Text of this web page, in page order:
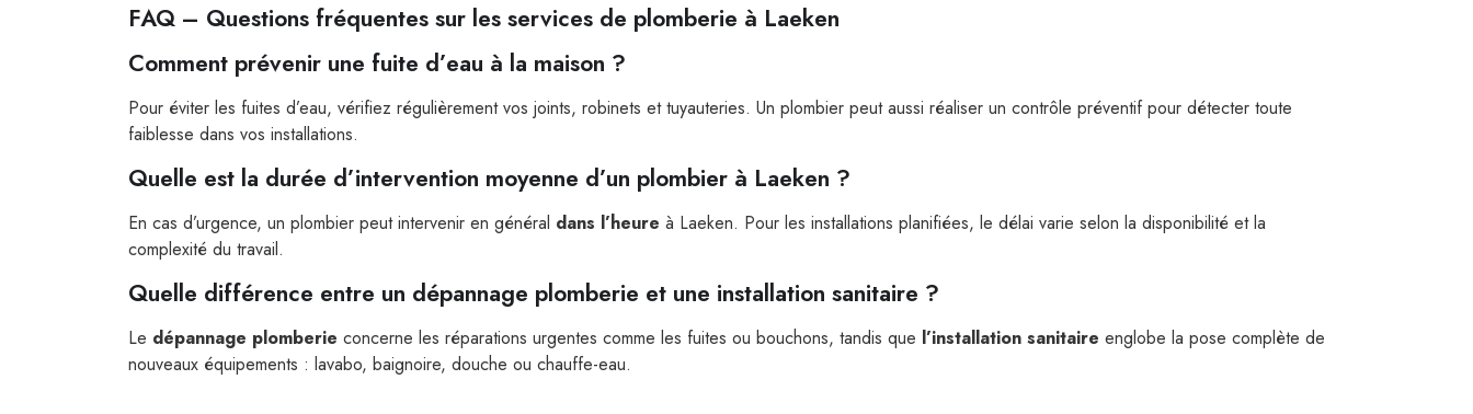
FAQ – Questions fréquentes sur les services de plomberie à Laeken
Comment prévenir une fuite d’eau à la maison ?
Pour éviter les fuites d’eau, vérifiez régulièrement vos joints, robinets et tuyauteries. Un plombier peut aussi réaliser un contrôle préventif pour détecter toute
faiblesse dans vos installations.
Quelle est la durée d’intervention moyenne d’un plombier à Laeken ?
En cas d’urgence, un plombier peut intervenir en général dans l’heure à Laeken. Pour les installations planifiées, le délai varie selon la disponibilité et la
complexité du travail.
Quelle différence entre un dépannage plomberie et une installation sanitaire ?
Le dépannage plomberie concerne les réparations urgentes comme les fuites ou bouchons, tandis que l’installation sanitaire englobe la pose complète de
nouveaux équipements : lavabo, baignoire, douche ou chauffe-eau.